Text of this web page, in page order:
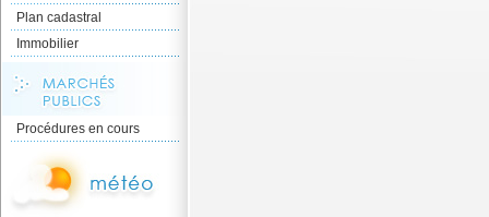
Plan cadastral
Immobilier
Procédures en cours